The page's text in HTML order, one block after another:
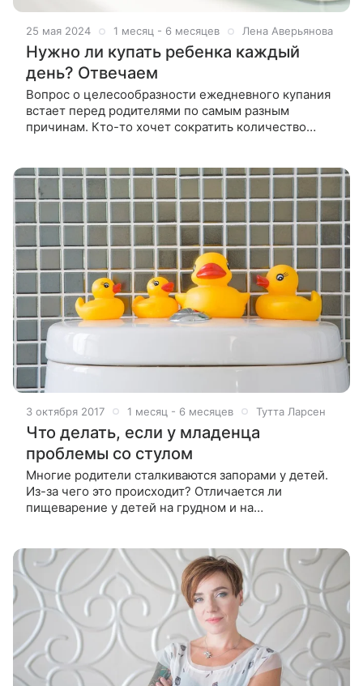
25 мая 2024 1 месяц - 6 месяцев Лена Аверьянова
Нужно ли купать ребенка каждый
день? Отвечаем
Вопрос о целесообразности ежедневного купания
встает перед родителями по самым разным
причинам. Кто-то хочет сократить количество
3 октября 2017 1 месяц - 6 месяцев Тутта Ларсен
Что делать, если у младенца
проблемы со стулом
Многие родители сталкиваются запорами у детей.
Из-за чего это происходит? Отличается ли
пищеварение у детей на грудном и на